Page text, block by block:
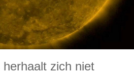
zich niet